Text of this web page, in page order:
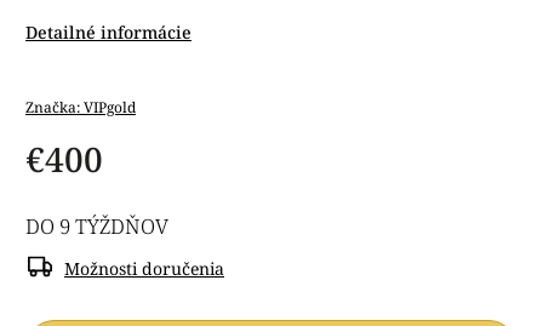
Detailné informácie
Značka:VIPgold
€400
DO 9 TÝŽDŇOV
Možnosti doručenia